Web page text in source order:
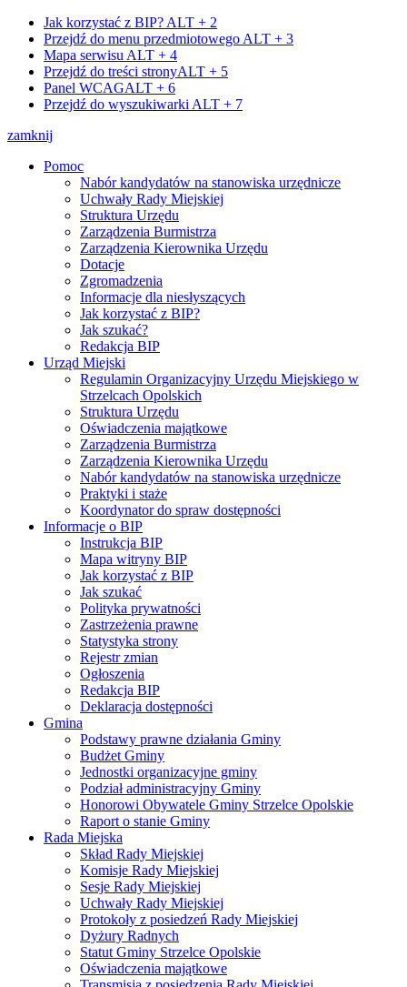
Jak korzystać z BIP? ALT + 2
Przejdź do menu przedmiotowego ALT + 3
Mapa serwisu ALT + 4
Przejdź do treści stronyALT + 5
Panel WCAGALT + 6
Przejdź do wyszukiwarki ALT + 7
zamknij
Pomoc
Nabór kandydatów na stanowiska urzędnicze
Uchwały Rady Miejskiej
Struktura Urzędu
Zarządzenia Burmistrza
Zarządzenia Kierownika Urzędu
Dotacje
Zgromadzenia
Informacje dla niesłyszących
Jak korzystać z BIP?
Jak szukać?
Redakcja BIP
Urząd Miejski
Regulamin Organizacyjny Urzędu Miejskiego w
Strzelcach Opolskich
Struktura Urzędu
Oświadczenia majątkowe
Zarządzenia Burmistrza
Zarządzenia Kierownika Urzędu
Nabór kandydatów na stanowiska urzędnicze
Praktyki i staże
Koordynator do spraw dostępności
Informacje o BIP
Instrukcja BIP
Mapa witryny BIP
Jak korzystać z BIP
Jak szukać
Polityka prywatności
Zastrzeżenia prawne
Statystyka strony
Rejestr zmian
Ogłoszenia
Redakcja BIP
Deklaracja dostępności
Gmina
Podstawy prawne działania Gminy
Budżet Gminy
Jednostki organizacyjne gminy
Podział administracyjny Gminy
Honorowi Obywatele Gminy Strzelce Opolskie
Raport o stanie Gminy
Rada Miejska
Skład Rady Miejskiej
Komisje Rady Miejskiej
Sesje Rady Miejskiej
Uchwały Rady Miejskiej
Protokoły z posiedzeń Rady Miejskiej
Dyżury Radnych
Statut Gminy Strzelce Opolskie
Oświadczenia majątkowe